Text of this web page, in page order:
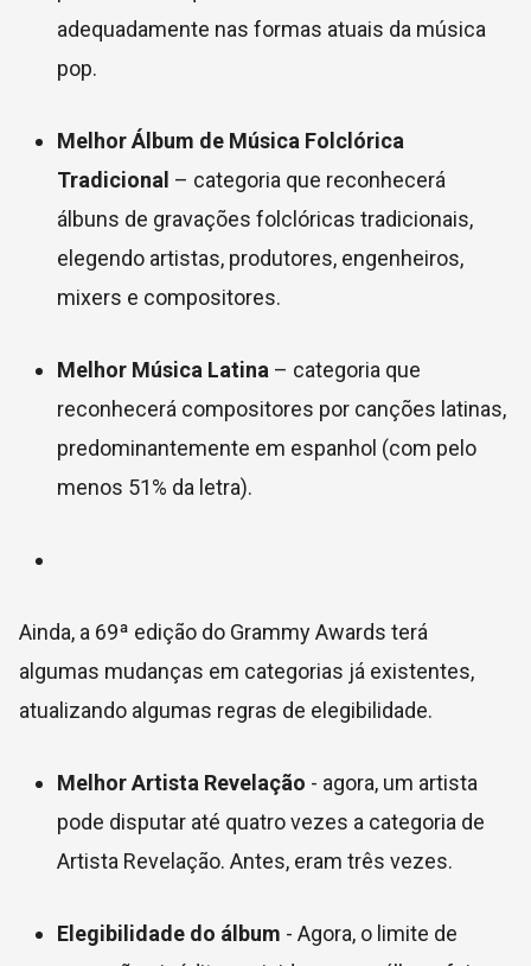
adequadamente nas formas atuais da música
pop.
Melhor Álbum de Música Folclórica
Tradicional – categoria que reconhecerá
álbuns de gravações folclóricas tradicionais,
elegendo artistas, produtores, engenheiros,
mixers e compositores.
Melhor Música Latina – categoria que
reconhecerá compositores por canções latinas,
predominantemente em espanhol (com pelo
menos 51% da letra).
Ainda, a 69ª edição do Grammy Awards terá
algumas mudanças em categorias já existentes,
atualizando algumas regras de elegibilidade.
Melhor Artista Revelação - agora, um artista
pode disputar até quatro vezes a categoria de
Artista Revelação. Antes, eram três vezes.
Elegibilidade do álbum - Agora, o limite de